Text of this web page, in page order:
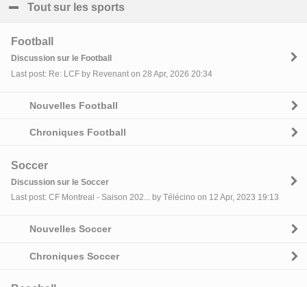
Tout sur les sports
Football
Discussion sur le Football
Last post: Re: LCF by Revenant on 28 Apr, 2026 20:34
Nouvelles Football
Chroniques Football
Soccer
Discussion sur le Soccer
Last post: CF Montreal - Saison 202... by Télécino on 12 Apr, 2023 19:13
Nouvelles Soccer
Chroniques Soccer